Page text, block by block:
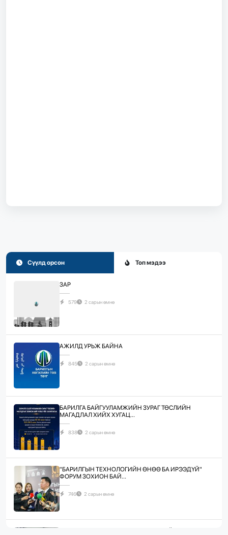
Сүүлд орсон Топ мэдээ
ЗАР
579 2 сарын өмнө
АЖИЛД УРЬЖ БАЙНА
845 2 сарын өмнө
БАРИЛГА БАЙГУУЛАМЖИЙН ЗУРАГ ТӨСЛИЙН
МАГАДЛАЛ ХИЙХ ХУГАЦ...
838 2 сарын өмнө
"БАРИЛГЫН ТЕХНОЛОГИЙН ӨНӨӨ БА ИРЭЭДҮЙ"
ФОРУМ ЗОХИОН БАЙ...
746 2 сарын өмнө